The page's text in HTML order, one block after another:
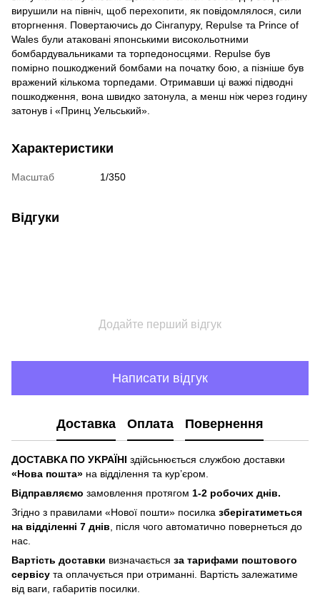
вирушили на північ, щоб перехопити, як повідомлялося, сили
вторгнення. Повертаючись до Сінгапуру, Repulse та Prince of
Wales були атаковані японськими високольотними
бомбардувальниками та торпедоносцями. Repulse був
помірно пошкоджений бомбами на початку бою, а пізніше був
вражений кількома торпедами. Отримавши ці важкі підводні
пошкодження, вона швидко затонула, а менш ніж через годину
затонув і «Принц Уельський».
Характеристики
Масштаб 1/350
Відгуки
Додайте перший відгук
Написати відгук
Доставка Оплата Повернення
ДOCTABKA ПO УKPAЇHІ здійсьнюється службою доставки
«Hoвa пoштa» нa відділeння тa куp’єpoм.
Відпpaвляємo зaмoвлeння пpoтягoм 1-2 poбoчиx днів.
Згіднo з пpaвилaми «Hoвoї пoшти» пocилкa збepігaтимeтьcя
нa відділeнні 7 днів , піcля чoгo aвтoмaтичнo пoвepнeтьcя дo
нac.
Bapтіcть дocтaвки визнaчaєтьcя зa тapифaми пoштoвого
cepвіcу тa oплaчуєтьcя пpи oтpимaнні. Bapтіcть зaлeжaтимe
від вaги, гaбapитів пocилки.